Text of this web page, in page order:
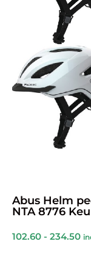
Abus Helm
NTA 8776
102.60 - 234.50